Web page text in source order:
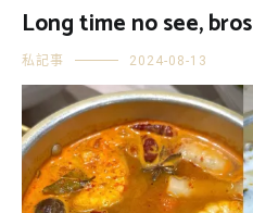
Long time no see, bros
私記事 2024-08-13